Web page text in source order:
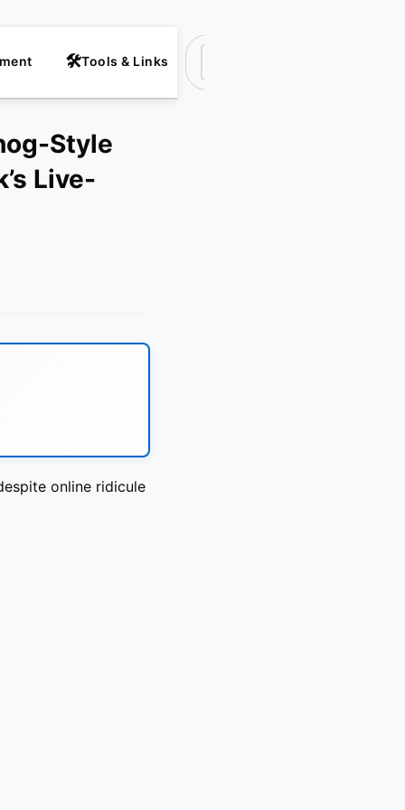
Tools & Links
Style
Live-
online ridicule